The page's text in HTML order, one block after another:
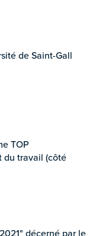
de Saint-Gall
TOP
du travail (côté
décerné par le